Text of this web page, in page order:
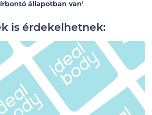
állapotban van!
is érdekelhetnek: